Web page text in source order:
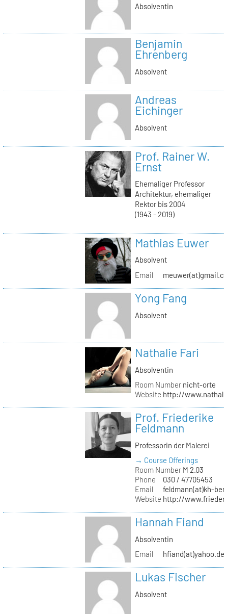
Absolventin
Benjamin
Ehrenberg
Absolvent
Andreas
Eichinger
Absolvent
Prof. Rainer W.
Ernst
Ehemaliger Professor
Architektur, ehemaliger
Rektor bis 2004
(1943 - 2019)
Mathias Euwer
Absolvent
Email
Yong Fang
Absolvent
Nathalie Fari
Absolventin
Room Numbernicht-orte
Website http://
Prof. Friederike
Feldmann
Professorin der Malerei
→ Course Offerings
Room NumberM 2.03
Phone
030 / 47705453
Email
feldmann(at)kh-
Website http://
Hannah Fiand
Absolventin
Email
hfiand(at)yahoo.de
Lukas Fischer
Absolvent